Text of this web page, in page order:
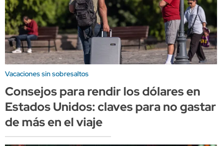
Vacaciones sin sobresaltos
Consejos para rendir los dólares en
Estados Unidos: claves para no gastar
de más en el viaje